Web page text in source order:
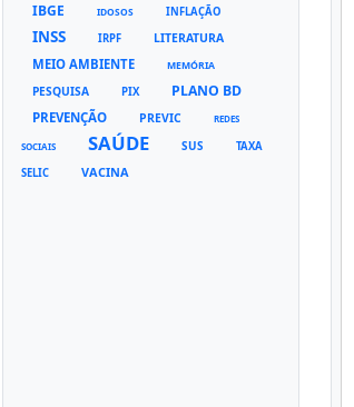
IBGE IDOSOS INFLAÇÃO
INSS IRPF LITERATURA
MEIO AMBIENTE MEMÓRIA
PESQUISA PIX PLANO BD
PREVENÇÃO PREVIC REDES
SOCIAIS SAÚDE SUS
TAXA
SELIC
VACINA